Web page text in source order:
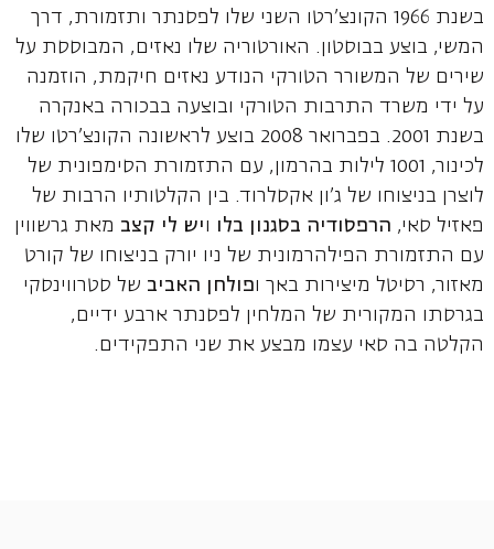
בשנת 1966 הקונצ'רטו השני שלו לפסנתר ותזמורת, דרך
המשי, בוצע בבוסטון. האורטוריה שלו נאזים, המבוססת על
שירים של המשורר הטורקי הנודע נאזים חיקמת, הוזמנה
על ידי משרד התרבות הטורקי ובוצעה בבכורה באנקרה
בשנת 2001. בפברואר 2008 בוצע לראשונה הקונצ'רטו שלו
לכינור, 1001 לילות בהרמון, עם התזמורת הסימפונית של
לוצרן בניצוחו של ג'ון אקסלרוד. בין הקלטותיו הרבות של
פאזיל סאי, הרפסודיה בסגנון בלו ויש לי קצב מאת גרשווין
עם התזמורת הפילהרמונית של ניו יורק בניצוחו של קורט
מאזור, רסיטל מיצירות באך ופולחן האביב של סטרווינסקי
בגרסתו המקורית של המלחין לפסנתר ארבע ידיים,
הקלטה בה סאי עצמו מבצע את שני התפקידים.